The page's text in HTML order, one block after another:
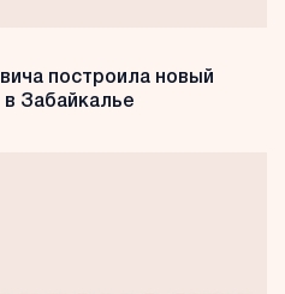
построила новый
Забайкалье